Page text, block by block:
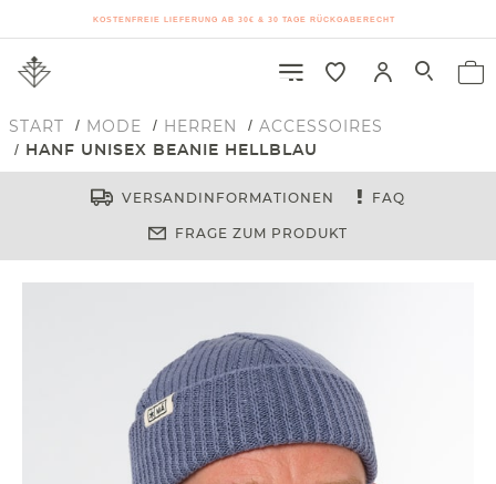
KOSTENFREIE LIEFERUNG AB 30€ & 30 TAGE RÜCKGABERECHT
START MODE HERREN ACCESSOIRES
HANF UNISEX BEANIE HELLBLAU
VERSANDINFORMATIONEN FAQ
FRAGE ZUM PRODUKT